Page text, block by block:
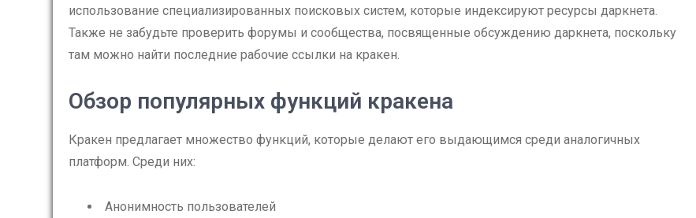
использование специализированных поисковых систем, которые индексируют ресурсы даркнета.
Также не забудьте проверить форумы и сообщества, посвященные обсуждению даркнета, поскольку
там можно найти последние рабочие ссылки на кракен.
Обзор популярных функций кракена
Кракен предлагает множество функций, которые делают его выдающимся среди аналогичных
платформ. Среди них:
Анонимность пользователей